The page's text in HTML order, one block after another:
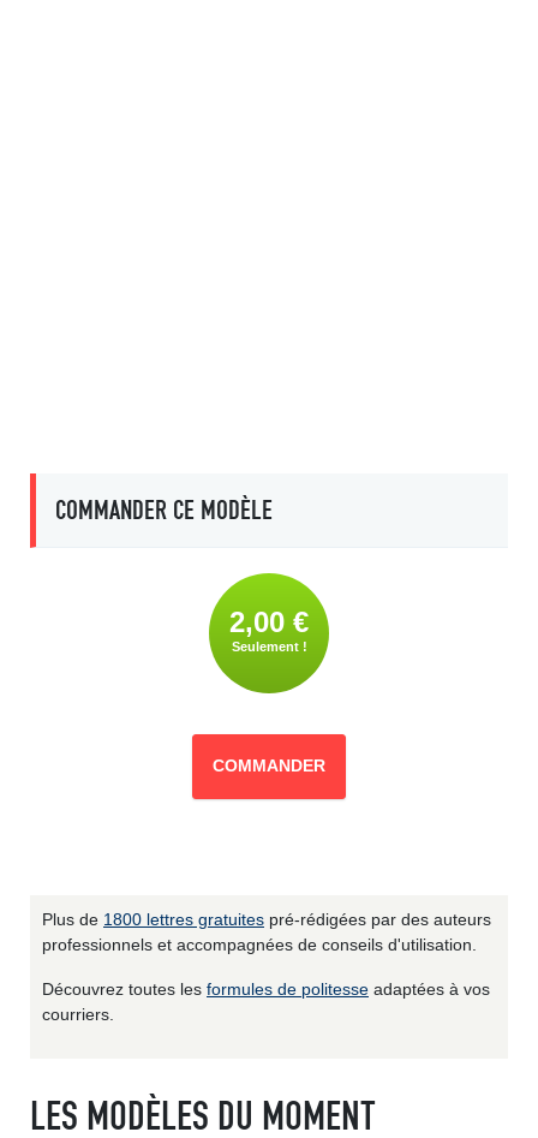
COMMANDER CE MODÈLE
2,00 €
Seulement !
COMMANDER
Plus de 1800 lettres gratuites pré-rédigées par des auteurs
professionnels et accompagnées de conseils d'utilisation.
Découvrez toutes les formules de politesse adaptées à vos
courriers.
LES MODÈLES DU MOMENT